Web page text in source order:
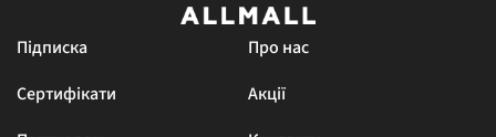
Підписка
Про нас
Сертифікати
Акції